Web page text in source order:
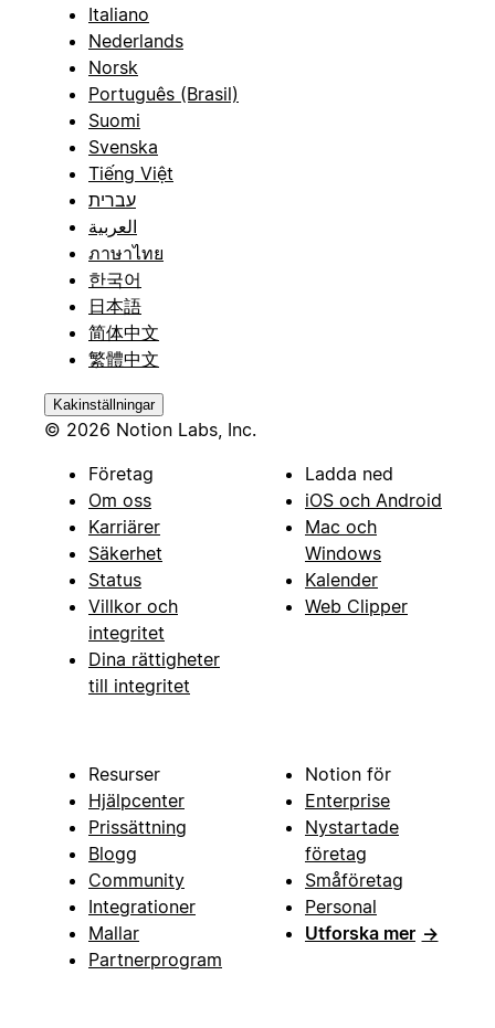
Italiano
Nederlands
Norsk
Português (Brasil)
Suomi
Svenska
Tiếng Việt
עברית
العربية
ภาษาไทย
한국어
日本語
简体中文
繁體中文
Kakinställningar
© 2026 Notion Labs, Inc.
Företag
Om oss
Karriärer
Säkerhet
Status
Villkor och
integritet
Dina rättigheter
till integritet
Ladda ned
iOS och Android
Mac och
Windows
Kalender
Web Clipper
Resurser
Hjälpcenter
Prissättning
Blogg
Community
Integrationer
Mallar
Partnerprogram
Notion för
Enterprise
Nystartade
företag
Småföretag
Personal
Utforska mer →